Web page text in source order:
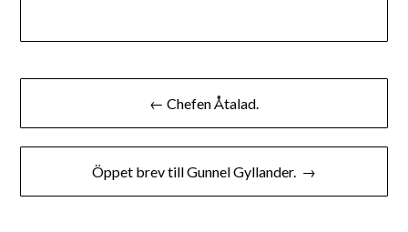
Inläggsnavigering
← Chefen Åtalad.
Öppet brev till Gunnel Gyllander. →